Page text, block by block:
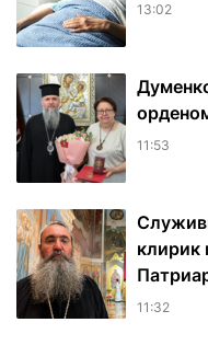
13:02
11:53
клирик
11:32